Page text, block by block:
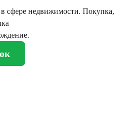
сфере недвижимости. Покупка,